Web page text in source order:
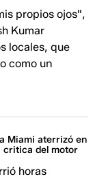
propios ojos",
Kumar
locales, que
como un
Miami aterrizó en
critica del motor
horas